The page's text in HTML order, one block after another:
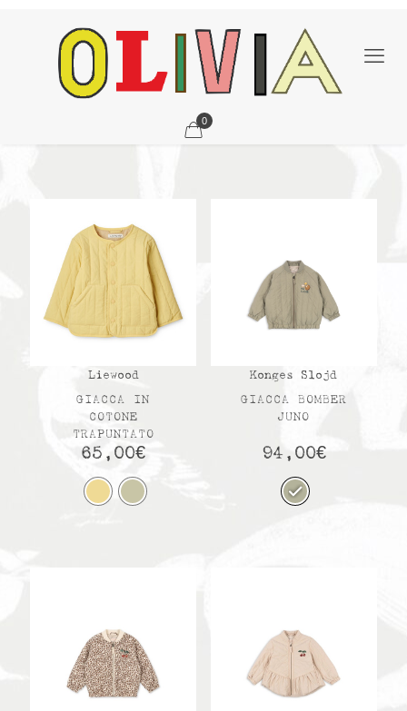
0
Liewood
GIACCA IN
COTONE
TRAPUNTATO
65,00€
Konges Slojd
GIACCA BOMBER
JUNO
94,00€